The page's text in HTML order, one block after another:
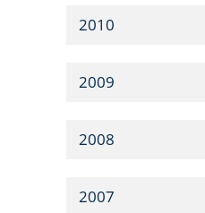
2010
2009
2008
2007